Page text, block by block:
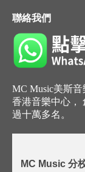
聯絡我們
MC Music美斯
香港音樂中心，
過十萬多名。
MC Music 分